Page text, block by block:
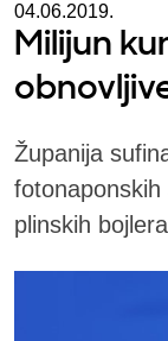
04.06.2019.
Milijun
Županija
plinskih bojlera